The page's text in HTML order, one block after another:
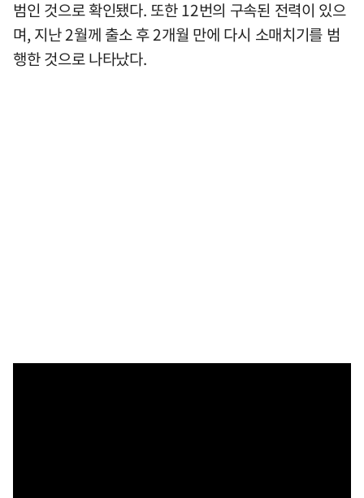
범인 것으로 확인됐다. 또한 12번의 구속된 전력이 있으
며, 지난 2월께 출소 후 2개월 만에 다시 소매치기를 범
행한 것으로 나타났다.